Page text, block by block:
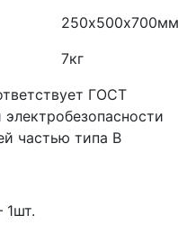
250х500х700мм
7кг
ГОСТ
частью типа В